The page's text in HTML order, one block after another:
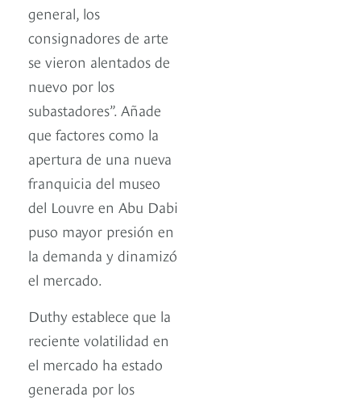
general, los
consignadores de arte
se vieron alentados de
nuevo por los
subastadores”. Añade
que factores como la
apertura de una nueva
franquicia del museo
del Louvre en Abu Dabi
puso mayor presión en
la demanda y dinamizó
el mercado.
Duthy establece que la
reciente volatilidad en
el mercado ha estado
generada por los